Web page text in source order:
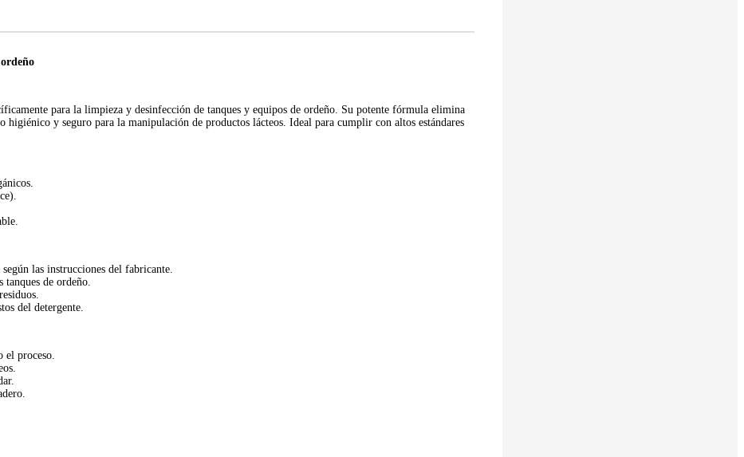
para la limpieza y desinfección de tanques y equipos de ordeño. Su potente fórmula elimina
higiénico y seguro para la manipulación de productos lácteos. Ideal para cumplir con altos estándares
las instrucciones del fabricante.
tanques de ordeño.
del detergente.
el proceso.